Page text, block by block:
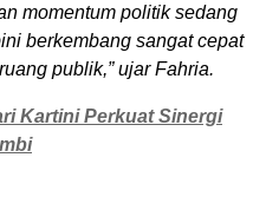
momentum politik sedang
berkembang sangat cepat
publik,” ujar Fahria.
Kartini Perkuat Sinergi